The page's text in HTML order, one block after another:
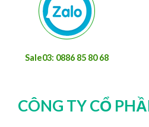
Sale03: 0886 85 80 68
CÔNG TY CỔ